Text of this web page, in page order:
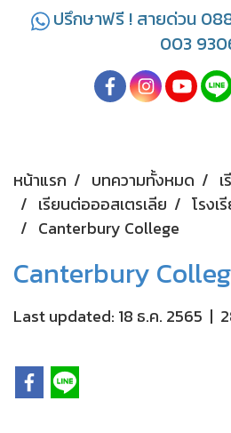
ปรึกษาฟรี ! สายด่วน
003
หน้าแรก บทความทั้งหมด
เรียนต่อออสเตรเลีย
โรงเ
Canterbury College
Canterbury
Last updated: 18 ธ.ค. 2565 |